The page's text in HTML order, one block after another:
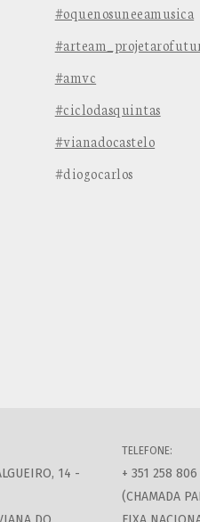
#oquenosuneeamusica
#amvc
#ciclodasquintas
#vianadocastelo
#diogocarlos
14 -
TELEFONE:
+ 351 258 806
(CHAMADA